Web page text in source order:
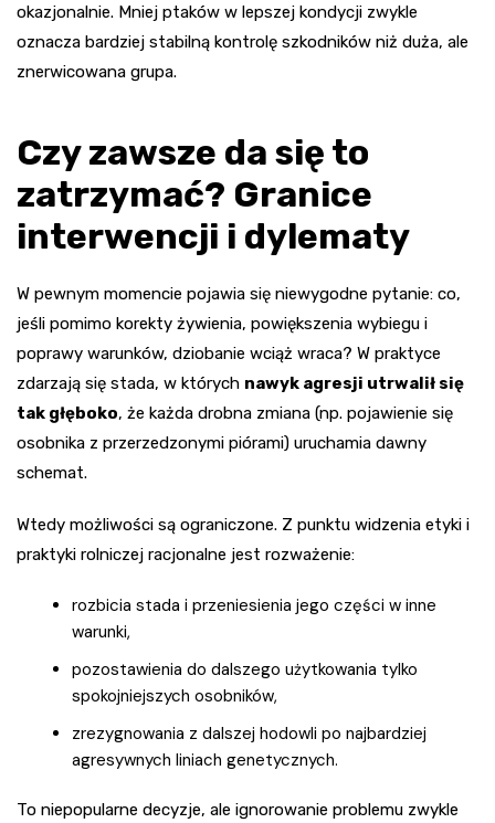
okazjonalnie. Mniej ptaków w lepszej kondycji zwykle
oznacza bardziej stabilną kontrolę szkodników niż duża, ale
znerwicowana grupa.
Czy zawsze da się to
zatrzymać? Granice
interwencji i dylematy
W pewnym momencie pojawia się niewygodne pytanie: co,
jeśli pomimo korekty żywienia, powiększenia wybiegu i
poprawy warunków, dziobanie wciąż wraca? W praktyce
zdarzają się stada, w których nawyk agresji utrwalił się
tak głęboko, że każda drobna zmiana (np. pojawienie się
osobnika z przerzedzonymi piórami) uruchamia dawny
schemat.
Wtedy możliwości są ograniczone. Z punktu widzenia etyki i
praktyki rolniczej racjonalne jest rozważenie:
rozbicia stada i przeniesienia jego części w inne
warunki,
pozostawienia do dalszego użytkowania tylko
spokojniejszych osobników,
zrezygnowania z dalszej hodowli po najbardziej
agresywnych liniach genetycznych.
To niepopularne decyzje, ale ignorowanie problemu zwykle